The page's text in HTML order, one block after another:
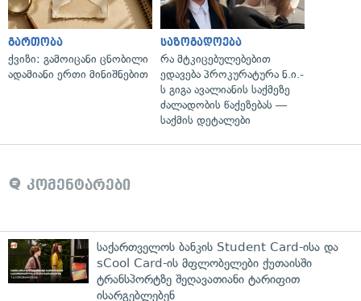
გართობა
ქვიზი: გამოიცანი ცნობილი
ადამიანი ერთი მინიშნებით
საზოგადოება
რა მტკიცებულებებით
ედავება პროკურატურა ნ.ი.-
ს გიგა ავალიანის საქმეზე
ძალადობის წაქეზებას —
საქმის დეტალები
კომენტარები
საქართველოს ბანკის Student Card-ისა და
sCool Card-ის მფლობელები ქუთაისში
ტრანსპორტზე შეღავათიანი ტარიფით
ისარგებლებენ